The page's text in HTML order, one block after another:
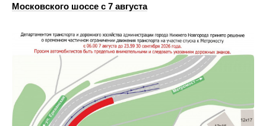
Московского шоссе с 7 августа